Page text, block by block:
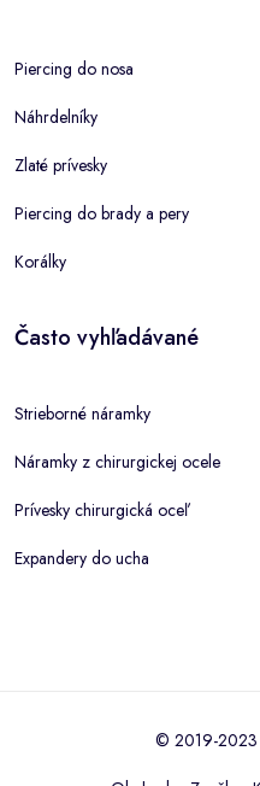
Piercing do nosa
Náhrdelníky
Zlaté prívesky
Piercing do brady a pery
Korálky
Často vyhľadávané
Strieborné náramky
Náramky z chirurgickej ocele
Prívesky chirurgická oceľ
Expandery do ucha
© 2019-2023